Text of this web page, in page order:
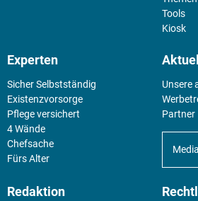
Tools
Kiosk
Experten
Sicher Selbstständig
Existenz­vorsorge
Pflege versichert
4 Wände
Chefsache
Fürs Alter
Unsere
Partner
Redaktion